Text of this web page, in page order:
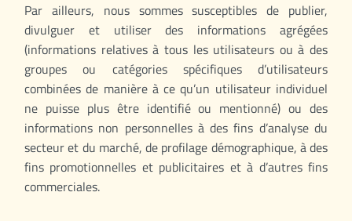
Par ailleurs, nous sommes susceptibles de publier,
divulguer et utiliser des informations agrégées
(informations relatives à tous les utilisateurs ou à des
groupes ou catégories spécifiques d’utilisateurs
combinées de manière à ce qu’un utilisateur individuel
ne puisse plus être identifié ou mentionné) ou des
informations non personnelles à des fins d’analyse du
secteur et du marché, de profilage démographique, à des
fins promotionnelles et publicitaires et à d’autres fins
commerciales.